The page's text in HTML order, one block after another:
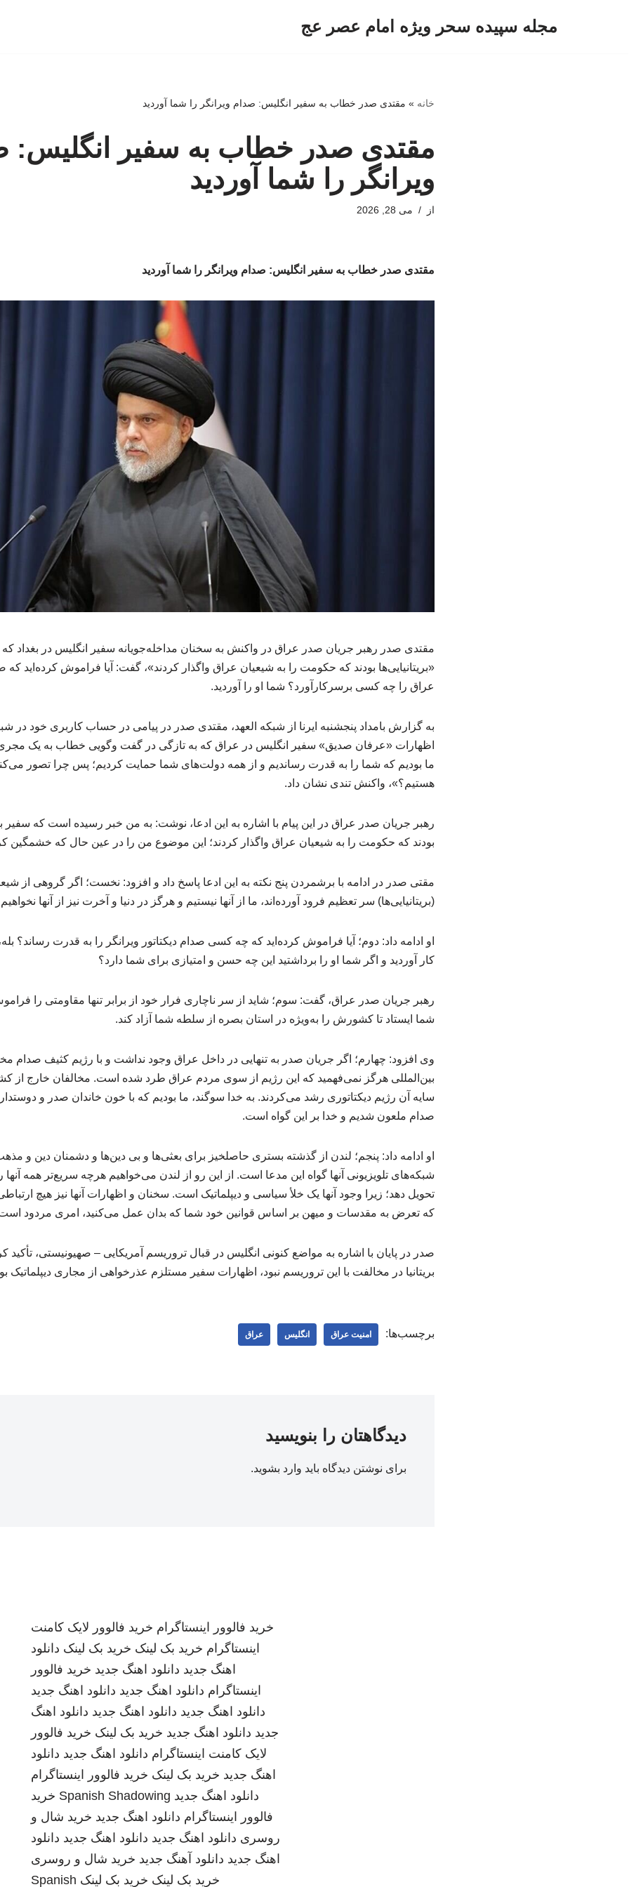
مجله سپیده سحر ویژه امام عصر عج
خانه » مقتدی صدر خطاب به سفیر انگلیس: صدام ویرانگر را شما آوردید
مقتدی صدر خطاب به سفیر انگلیس:
ویرانگر را شما آوردید
از می 28, 2026
مقتدی صدر خطاب به سفیر انگلیس: صدام ویرانگر را شما آوردید
مقتدی صدر رهبر جریان صدر عراق در واکنش به سخنان مداخله‌جویانه سفیر انگلیس در بغداد
«بریتانیایی‌ها بودند که حکومت را به شیعیان عراق واگذار کردند»، گفت: آیا فراموش کرده‌اید که
عراق را چه کسی برسرکارآورد؟ شما او را آوردید.
به گزارش بامداد پنجشنبه ایرنا از شبکه العهد، مقتدی صدر در پیامی در حساب کاربری خود در
اظهارات «عرفان صدیق» سفیر انگلیس در عراق که به تازگی در گفت‌ وگویی خطاب به یک
ما بودیم که شما را به قدرت رساندیم و از همه دولت‌های شما حمایت کردیم؛ پس چرا تصور
هستیم؟»، واکنش تندی نشان داد.
رهبر جریان صدر عراق در این پیام با اشاره به این ادعا، نوشت: به من خبر رسیده است که سفیر
بودند که حکومت را به شیعیان عراق واگذار کردند؛ این موضوع من را در عین حال که خشمگین
مقتی صدر در ادامه با برشمردن پنج نکته به این ادعا پاسخ داد و افزود: نخست؛ اگر گروهی از
(بریتانیایی‌ها) سر تعظیم فرود آورده‌اند، ما از آنها نیستیم و هرگز در دنیا و آخرت نیز از آنها
او ادامه داد: دوم؛ آیا فراموش کرده‌اید که چه کسی صدام دیکتاتور ویرانگر را به قدرت رساند؟
کار آوردید و اگر شما او را برداشتید این چه حسن و امتیازی برای شما دارد؟
رهبر جریان صدر عراق، گفت: سوم؛ شاید از سر ناچاری فرار خود از برابر تنها مقاومتی را
شما ایستاد تا کشورش را به‌ویژه در استان بصره از سلطه شما آزاد کند.
وی افزود: چهارم؛ اگر جریان صدر به‌ تنهایی در داخل عراق وجود نداشت و با رژیم کثیف صدام
بین‌المللی هرگز نمی‌فهمید که این رژیم از سوی مردم عراق طرد شده است. مخالفان خارج از
سایه آن رژیم دیکتاتوری رشد می‌کردند. به خدا سوگند، ما بودیم که با خون خاندان صدر و
صدام ملعون شدیم و خدا بر این گواه است.
او ادامه داد: پنجم؛ لندن از گذشته بستری حاصلخیز برای بعثی‌ها و بی دین‌ها و دشمنان دین و
شبکه‌های تلویزیونی آنها گواه این مدعا است. از این رو از لندن می‌خواهیم هرچه سریع‌تر همه
تحویل دهد؛ زیرا وجود آنها یک خلأ سیاسی و دیپلماتیک است. سخنان و اظهارات آنها نیز هیچ
که تعرض به مقدسات و میهن بر اساس قوانین خود شما که بدان عمل می‌کنید، امری مردود
صدر در پایان با اشاره به مواضع کنونی انگلیس در قبال تروریسم آمریکایی – صهیونیستی، تأکید
بریتانیا در مخالفت با این تروریسم نبود، اظهارات سفیر مستلزم عذرخواهی از مجاری دیپلماتیک
برچسب‌ها: امنیت عراق انگلیس عراق
دیدگاهتان را بنویسید
برای نوشتن دیدگاه باید وارد بشوید.
خرید فالوور اینستاگرام خرید فالوور لایک کامنت
اینستاگرام خرید بک لینک خرید بک لینک دانلود
اهنگ جدید دانلود اهنگ جدید خرید فالوور
اینستاگرام دانلود اهنگ جدید دانلود اهنگ جدید
دانلود اهنگ جدید دانلود اهنگ جدید دانلود اهنگ
جدید دانلود اهنگ جدید خرید بک لینک خرید فالوور
لایک کامنت اینستاگرام دانلود اهنگ جدید دانلود
اهنگ جدید خرید بک لینک خرید فالوور اینستاگرام
دانلود اهنگ جدید Spanish Shadowing خرید
فالوور اینستاگرام دانلود اهنگ جدید خرید شال و
روسری دانلود اهنگ جدید دانلود اهنگ جدید دانلود
اهنگ جدید دانلود آهنگ جدید خرید شال و روسری
خرید بک لینک خرید بک لینک Spanish